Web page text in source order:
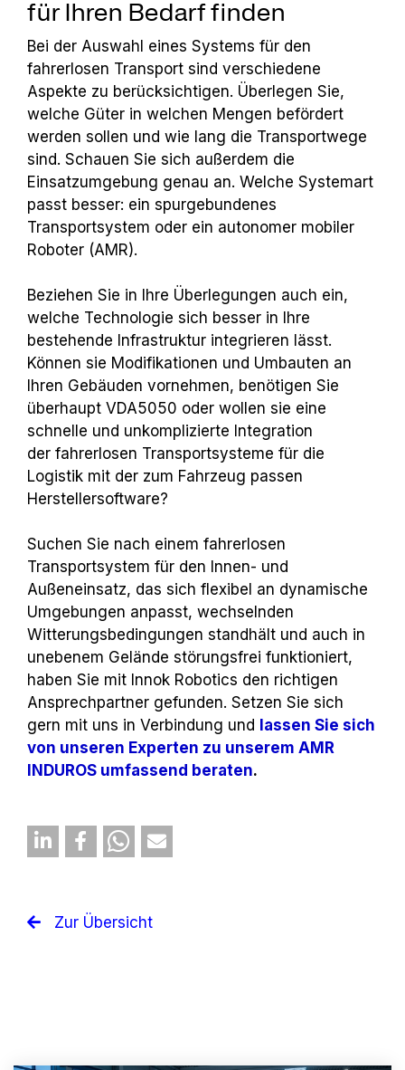
für Ihren Bedarf finden
Bei der Auswahl eines Systems für den
fahrerlosen Transport sind verschiedene
Aspekte zu berücksichtigen. Überlegen Sie,
welche Güter in welchen Mengen befördert
werden sollen und wie lang die Transportwege
sind. Schauen Sie sich außerdem die
Einsatzumgebung genau an. Welche Systemart
passt besser: ein spurgebundenes
Transportsystem oder ein autonomer mobiler
Roboter (AMR).
Beziehen Sie in Ihre Überlegungen auch ein,
welche Technologie sich besser in Ihre
bestehende Infrastruktur integrieren lässt.
Können sie Modifikationen und Umbauten an
Ihren Gebäuden vornehmen, benötigen Sie
überhaupt VDA5050 oder wollen sie eine
schnelle und unkomplizierte Integration
der fahrerlosen Transportsysteme für die
Logistik mit der zum Fahrzeug passen
Herstellersoftware?
Suchen Sie nach einem fahrerlosen
Transportsystem für den Innen- und
Außeneinsatz, das sich flexibel an dynamische
Umgebungen anpasst, wechselnden
Witterungsbedingungen standhält und auch in
unebenem Gelände störungsfrei funktioniert,
haben Sie mit Innok Robotics den richtigen
Ansprechpartner gefunden. Setzen Sie sich
gern mit uns in Verbindung und lassen Sie sich
von unseren Experten zu unserem AMR
INDUROS umfassend beraten.
Zur Übersicht